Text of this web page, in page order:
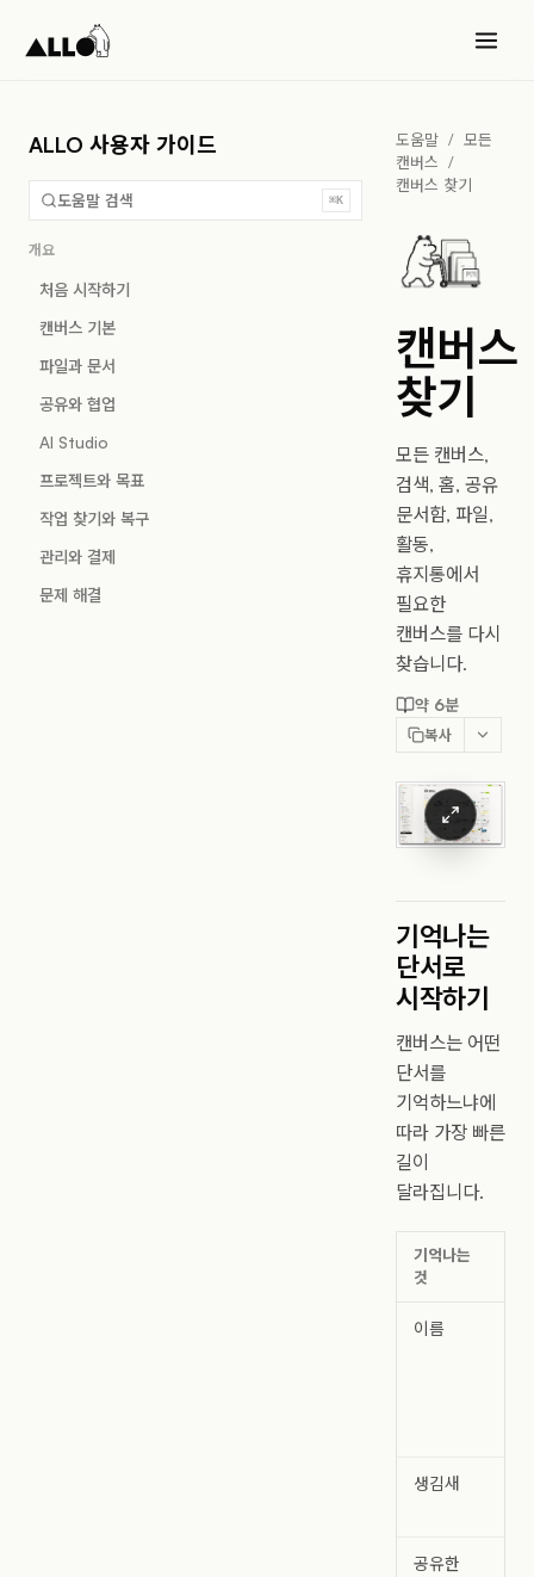
ALLO 사용자 가이드
도움말 검색 ⌘K
개요
처음 시작하기
캔버스 기본
파일과 문서
공유와 협업
AI Studio
프로젝트와 목표
작업 찾기와 복구
관리와 결제
문제 해결
도움말 / 모든
캔버스 /
캔버스 찾기
캔버스
찾기
모든 캔버스,
검색, 홈, 공유
문서함, 파일,
활동,
휴지통에서
필요한
캔버스를 다시
찾습니다.
약 6분
복사
기억나는
단서로
시작하기
캔버스는 어떤
단서를
기억하느냐에
따라 가장 빠른
길이
달라집니다.
기억나는
것
이름
생김새
공유한